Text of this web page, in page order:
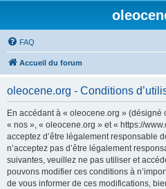
FAQ
Accueil du forum
oleocene.org - Conditions
En accédant à « oleocene.org » (désigné
« nos », « oleocene.org » et « https://
acceptez d’être légalement responsable
n’acceptez pas d’être légalement
suivantes, veuillez ne pas utiliser et
pouvons modifier ces conditions à
de vous informer de ces modifications,